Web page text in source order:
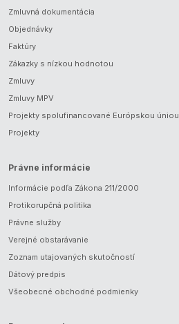
Zmluvná dokumentácia
Objednávky
Faktúry
Zákazky s nízkou hodnotou
Zmluvy
Zmluvy MPV
Projekty spolufinancované Európskou úniou
Projekty
Právne informácie
Informácie podľa Zákona 211/2000
Protikorupčná politika
Právne služby
Verejné obstarávanie
Zoznam utajovaných skutočností
Dátový predpis
Všeobecné obchodné podmienky